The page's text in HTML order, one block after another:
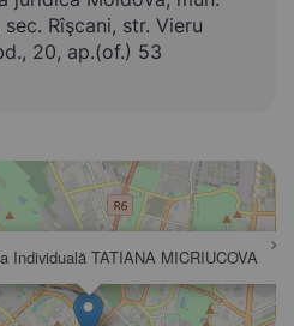
sec. Rîşcani, str. Vieru
20, ap.(of.) 53
Individuală TATIANA MICRIUCOVA
×